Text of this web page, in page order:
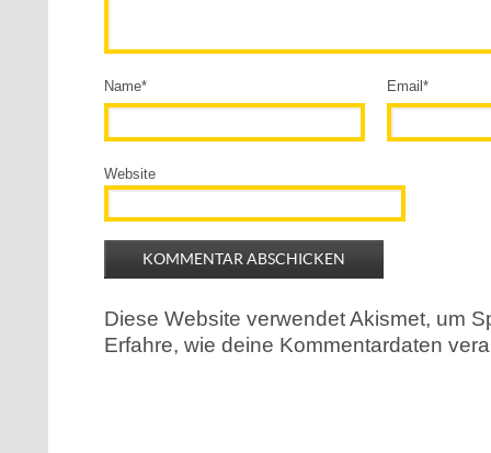
Name* Email *
Website
Diese Website verwendet Akismet, um
Erfahre, wie deine Kommentardaten